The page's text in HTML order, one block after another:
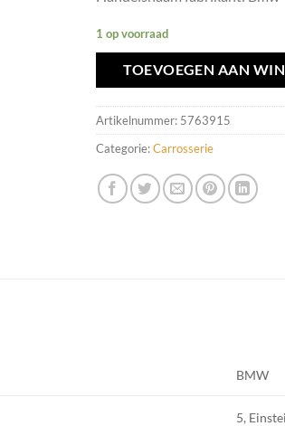
1 op voorraad
TOEVOEGEN AAN
Artikelnummer: 5763915
Categorie:Carrosserie
BMW
5,